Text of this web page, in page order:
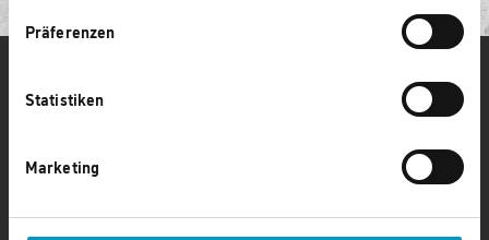
Präferenzen
Statistiken
Marketing02273 / 952 958 50
Freitag: 09:00 bis 16:00 Uhr